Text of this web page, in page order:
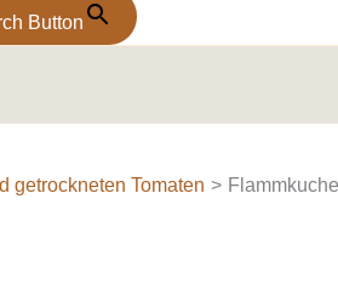
Button
getrockneten Tomaten